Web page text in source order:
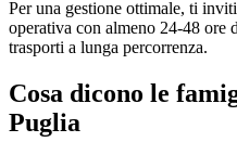
Per una gestione ottimale, ti
operativa con almeno 24-48 ore
trasporti a lunga percorrenza.
Cosa dicono le
Puglia